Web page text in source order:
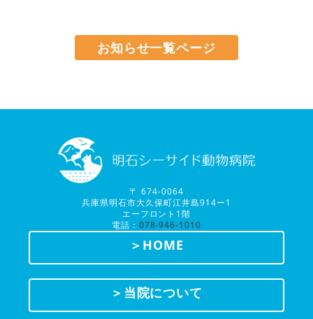
お知らせ一覧ページ
〒 674-0064
兵庫県明石市大久保町江井島914ー1
エーフロント1階
電話： 078-946-1010
＞HOME
＞当院について